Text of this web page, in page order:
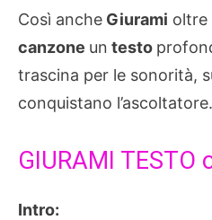
Così anche Giurami oltre
canzone un testo
trascina per le sonorità,
conquistano l’ascoltatore.
GIURAMI TESTO
Intro: